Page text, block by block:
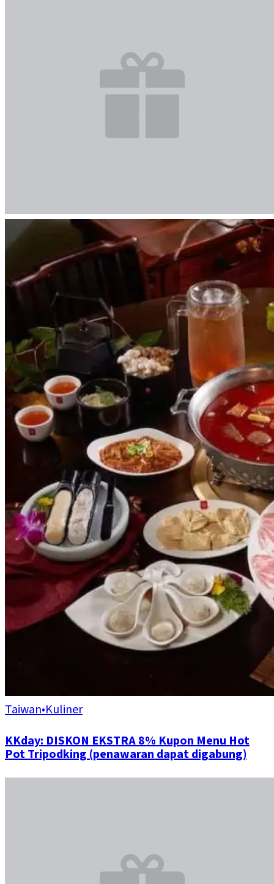
Taiwan•Kuliner
KKday: DISKON EKSTRA 8% Kupon Menu Hot
Pot Tripodking (penawaran dapat digabung)